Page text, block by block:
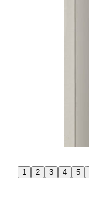
1 2 3 4 5